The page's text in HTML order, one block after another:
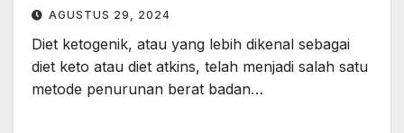
AGUSTUS 29, 2024
Diet ketogenik, atau yang lebih dikenal sebagai
diet keto atau diet atkins, telah menjadi salah satu
metode penurunan berat badan…